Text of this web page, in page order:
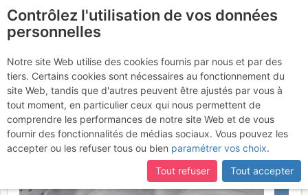
Croix de Cassini :
Versant W - depuis Puy le
Haut
Dimanche 12 février 2017
Contrôlez l'utilisation de vos données
personnelles
Notre site Web utilise des cookies fournis par nous et par des
tiers. Certains cookies sont nécessaires au fonctionnement du
site Web, tandis que d'autres peuvent être ajustés par vous à
tout moment, en particulier ceux qui nous permettent de
comprendre les performances de notre site Web et de vous
fournir des fonctionnalités de médias sociaux. Vous pouvez les
accepter ou les refuser tous ou bien paramétrer vos choix.
Tout refuser
Tout accepter